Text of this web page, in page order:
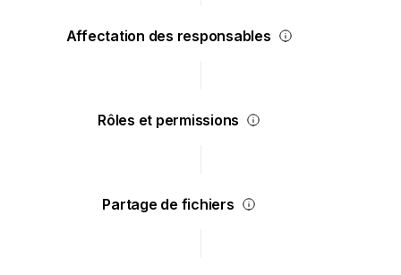
Affectation des responsables
Rôles et permissions
Partage de fichiers